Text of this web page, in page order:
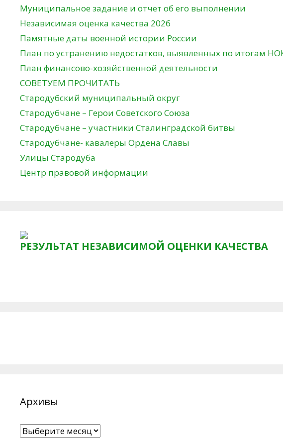
Муниципальное задание и отчет об его выполнении
Независимая оценка качества 2026
Памятные даты военной истории России
План по устранению недостатков, выявленных по итогам
План финансово-хозяйственной деятельности
СОВЕТУЕМ ПРОЧИТАТЬ
Стародубский муниципальный округ
Стародубчане – Герои Советского Союза
Стародубчане – участники Сталинградской битвы
Стародубчане- кавалеры Ордена Славы
Улицы Стародуба
Центр правовой информации
РЕЗУЛЬТАТ НЕЗАВИСИМОЙ ОЦЕНКИ КАЧЕСТВА
Архивы
Архивы